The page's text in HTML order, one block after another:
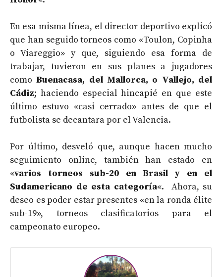
En esa misma línea, el director deportivo explicó
que han seguido torneos como «Toulon, Copinha
o Viareggio» y que, siguiendo esa forma de
trabajar, tuvieron en sus planes a jugadores
comoBuenacasa, del Mallorca, o Vallejo, del
Cádiz; haciendo especial hincapié en que este
último estuvo «casi cerrado» antes de que el
futbolista se decantara por el Valencia.
Por último, desveló que, aunque hacen mucho
seguimiento online, también han estado en
«varios torneos sub-20 en Brasil y en el
Sudamericano de esta categoría«. Ahora, su
deseo es poder estar presentes «en la ronda élite
sub-19», torneos clasificatorios para el
campeonato europeo.